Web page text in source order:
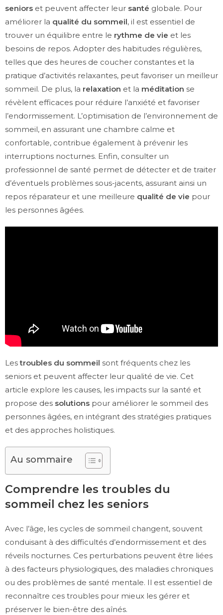
seniors et peuvent affecter leur santé globale. Pour
améliorer la qualité du sommeil, il est essentiel de
trouver un équilibre entre le rythme de vie et les
besoins de repos. Adopter des habitudes régulières,
telles que des heures de coucher constantes et la
pratique d’activités relaxantes, peut favoriser un meilleur
sommeil. De plus, la relaxation et la méditation se
révèlent efficaces pour réduire l’anxiété et favoriser
l’endormissement. L’optimisation de l’environnement de
sommeil, en assurant une chambre calme et
confortable, contribue également à prévenir les
interruptions nocturnes. Enfin, consulter un
professionnel de santé permet de détecter et de traiter
d’éventuels problèmes sous-jacents, assurant ainsi un
repos réparateur et une meilleure qualité de vie pour
les personnes âgées.
Lestroubles du sommeil sont fréquents chez les
seniors et peuvent affecter leur qualité de vie. Cet
article explore les causes, les impacts sur la santé et
propose des solutions pour améliorer le sommeil des
personnes âgées, en intégrant des stratégies pratiques
et des approches holistiques.
Au sommaire
Comprendre les troubles du
sommeil chez les seniors
Avec l’âge, les cycles de sommeil changent, souvent
conduisant à des difficultés d’endormissement et des
réveils nocturnes. Ces perturbations peuvent être liées
à des facteurs physiologiques, des maladies chroniques
ou des problèmes de santé mentale. Il est essentiel de
reconnaître ces troubles pour mieux les gérer et
préserver le bien-être des aînés.